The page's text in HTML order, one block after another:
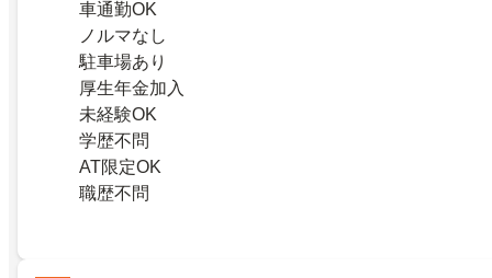
車通勤OK
ノルマなし
駐車場あり
厚生年金加入
未経験OK
学歴不問
AT限定OK
職歴不問